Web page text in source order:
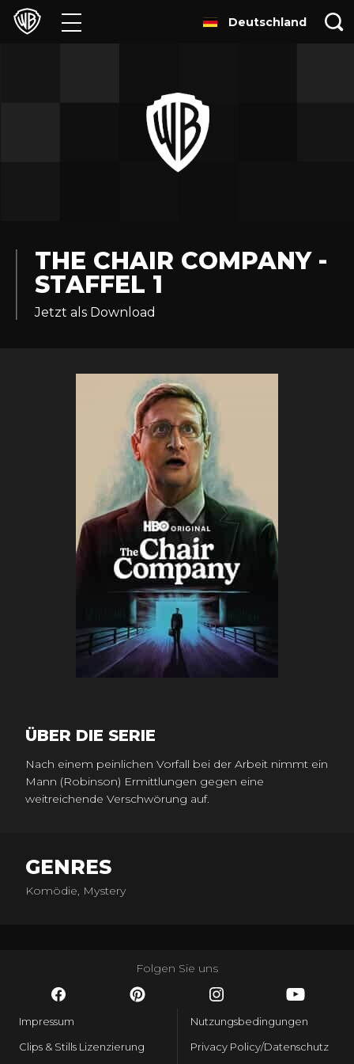
Filme
Licensing
Deutschland
THE CHAIR COMPANY -
STAFFEL 1
Jetzt als Download
ÜBER DIE SERIE
Nach einem peinlichen Vorfall bei der Arbeit nimmt ein
Mann (Robinson) Ermittlungen gegen eine
weitreichende Verschwörung auf.
GENRES
Komödie, Mystery
Folgen Sie uns
Impressum
Clips & Stills Lizenzierung
Nutzungsbedingungen
Privacy Policy/Datenschutz